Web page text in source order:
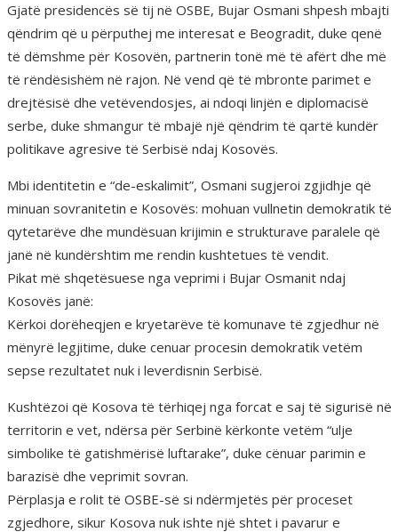
Gjatë presidencës së tij në OSBE, Bujar Osmani shpesh mbajti
qëndrim që u përputhej me interesat e Beogradit, duke qenë
të dëmshme për Kosovën, partnerin tonë më të afërt dhe më
të rëndësishëm në rajon. Në vend që të mbronte parimet e
drejtësisë dhe vetëvendosjes, ai ndoqi linjën e diplomacisë
serbe, duke shmangur të mbajë një qëndrim të qartë kundër
politikave agresive të Serbisë ndaj Kosovës.
Mbi identitetin e “de-eskalimit”, Osmani sugjeroi zgjidhje që
minuan sovranitetin e Kosovës: mohuan vullnetin demokratik të
qytetarëve dhe mundësuan krijimin e strukturave paralele që
janë në kundërshtim me rendin kushtetues të vendit.
Pikat më shqetësuese nga veprimi i Bujar Osmanit ndaj
Kosovës janë:
Kërkoi dorëheqjen e kryetarëve të komunave të zgjedhur në
mënyrë legjitime, duke cenuar procesin demokratik vetëm
sepse rezultatet nuk i leverdisnin Serbisë.
Kushtëzoi që Kosova të tërhiqej nga forcat e saj të sigurisë në
territorin e vet, ndërsa për Serbinë kërkonte vetëm “ulje
simbolike të gatishmërisë luftarake”, duke cënuar parimin e
barazisë dhe veprimit sovran.
Përplasja e rolit të OSBE-së si ndërmjetës për proceset
zgjedhore, sikur Kosova nuk ishte një shtet i pavarur e